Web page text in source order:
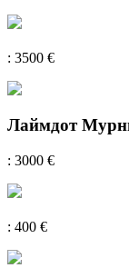
: 3500 €
Лаймдот
: 3000 €
: 400 €